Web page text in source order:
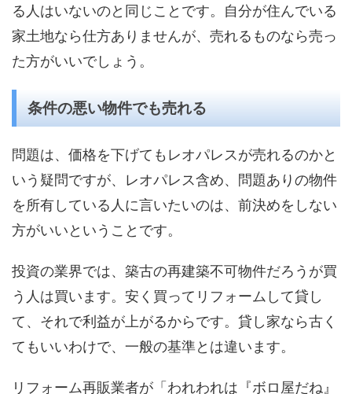
る人はいないのと同じことです。自分が住んでいる
家土地なら仕方ありませんが、売れるものなら売っ
た方がいいでしょう。
条件の悪い物件でも売れる
問題は、価格を下げてもレオパレスが売れるのかと
いう疑問ですが、レオパレス含め、問題ありの物件
を所有している人に言いたいのは、前決めをしない
方がいいということです。
投資の業界では、築古の再建築不可物件だろうが買
う人は買います。安く買ってリフォームして貸し
て、それで利益が上がるからです。貸し家なら古く
てもいいわけで、一般の基準とは違います。
リフォーム再販業者が「われわれは『ボロ屋だね』